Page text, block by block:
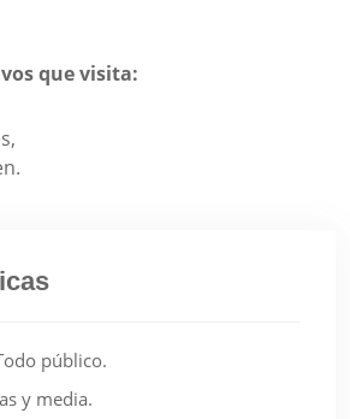
que visita:
público.
y media.